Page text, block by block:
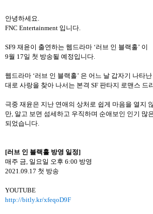
안녕하세요
FNC Entertainment 입니다
SF9 재윤이 출연하는 웹드라마 ‘러브 인 블랙홀’ 이
9월 17일 첫 방송될 예정입니다
웹드라마 ‘러브 인 블랙홀’ 은 어느 날 갑자기 나타난
대로 사랑을 찾아 나서는 본격 SF 판타지 로맨스 드
극중 재윤은 지난 연애의 상처로 쉽게 마음을 열지
만 알고 보면 섬세하고 우직하며 순애보인 인기 많
되었습니다
[러브 인 블랙홀 방영 일정]
매주 금 일요일 오후 6:00 방영
2021.09.17 첫 방송
YOUTUBE
http://bitly.kr/xfeqoD9F